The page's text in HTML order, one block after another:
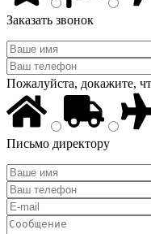
Заказать звонок
Пожалуйста, докажите,
Письмо директору